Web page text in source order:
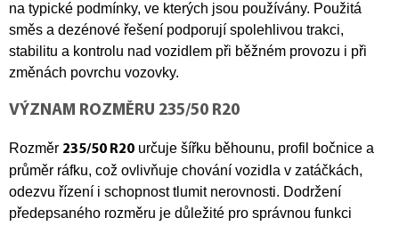
na typické podmínky, ve kterých jsou používány. Použitá
směs a dezénové řešení podporují spolehlivou trakci,
stabilitu a kontrolu nad vozidlem při běžném provozu i při
změnách povrchu vozovky.
VÝZNAM ROZMĚRU 235/50 R20
Rozměr 235/50 R20 určuje šířku běhounu, profil bočnice a
průměr ráfku, což ovlivňuje chování vozidla v zatáčkách,
odezvu řízení i schopnost tlumit nerovnosti. Dodržení
předepsaného rozměru je důležité pro správnou funkci